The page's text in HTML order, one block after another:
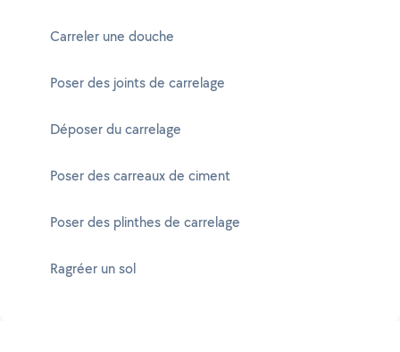
Carreler une douche
Poser des joints de carrelage
Déposer du carrelage
Poser des carreaux de ciment
Poser des plinthes de carrelage
Ragréer un sol